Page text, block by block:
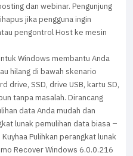
dan webinar. Pengunjung
jika pengguna ingin
pengontrol Host ke mesin
Windows membantu Anda
hilang di bawah skenario
drive, SSD, drive USB, kartu SD,
tanpa masalah. Dirancang
data Anda mudah dan
lunak pemulihan data biasa –
Pulihkan perangkat lunak
Recover Windows 6.0.0.216